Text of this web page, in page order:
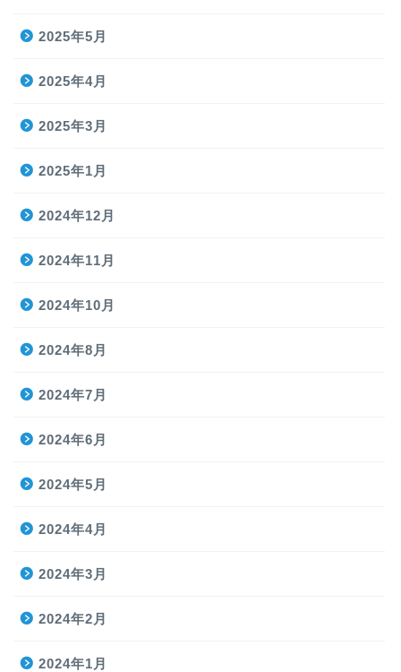
2025年5月
2025年4月
2025年3月
2025年1月
2024年12月
2024年11月
2024年10月
2024年8月
2024年7月
2024年6月
2024年5月
2024年4月
2024年3月
2024年2月
2024年1月